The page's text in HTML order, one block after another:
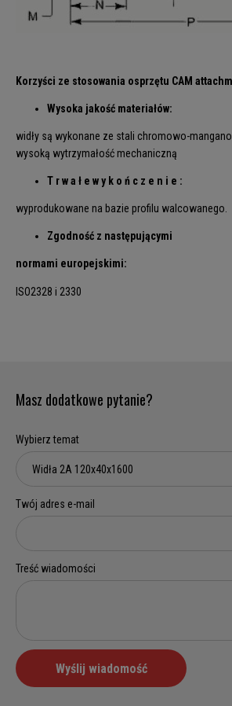
Korzyści ze stosowania osprzętu CAM
Wysoka jakość materiałów:
widły są wykonane ze stali chromowo-
wysoką wytrzymałość mechaniczną
T r w a ł e w y k o ń c z e n i e :
wyprodukowane na bazie profilu walcowanego.
Zgodność z następującymi
normami europejskimi:
ISO2328 i 2330
Masz dodatkowe pytanie?